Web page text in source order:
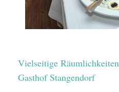
Vielseitige
Gasthof Stangendorf